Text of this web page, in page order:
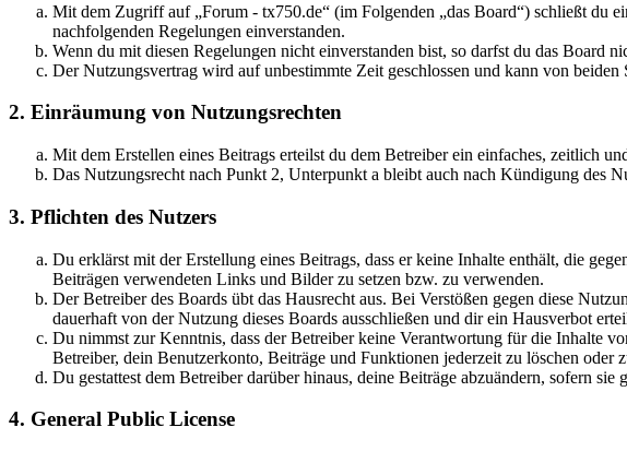
Mit dem Zugriff auf „Forum - tx750.de“ (im Folgenden „das Board“) schließt du
nachfolgenden Regelungen einverstanden.
Wenn du mit diesen Regelungen nicht einverstanden bist, so darfst du das Board
Der Nutzungsvertrag wird auf unbestimmte Zeit geschlossen und kann von
2. Einräumung von Nutzungsrechten
Mit dem Erstellen eines Beitrags erteilst du dem Betreiber ein einfaches, zeitlich
Das Nutzungsrecht nach Punkt 2, Unterpunkt a bleibt auch nach Kündigung des
3. Pflichten des Nutzers
Du erklärst mit der Erstellung eines Beitrags, dass er keine Inhalte enthält, die
Beiträgen verwendeten Links und Bilder zu setzen bzw. zu verwenden.
Der Betreiber des Boards übt das Hausrecht aus. Bei Verstößen gegen diese
dauerhaft von der Nutzung dieses Boards ausschließen und dir ein Hausverbot
Du nimmst zur Kenntnis, dass der Betreiber keine Verantwortung für die Inhalte
Betreiber, dein Benutzerkonto, Beiträge und Funktionen jederzeit zu löschen oder
Du gestattest dem Betreiber darüber hinaus, deine Beiträge abzuändern, sofern
4. General Public License